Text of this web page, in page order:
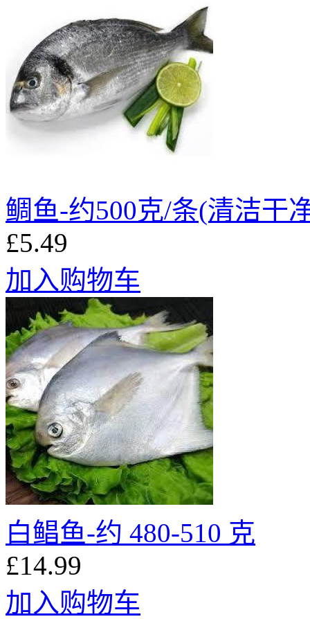
鲷鱼-约500克/条(清洁干
£5.49
加入购物车
白鲳鱼-约 480-510 克
£14.99
加入购物车